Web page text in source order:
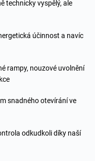
technicky vyspělý, ale
účinnost a navíc
rampy, nouzové uvolnění
snadného otevírání ve
odkudkoli díky naší